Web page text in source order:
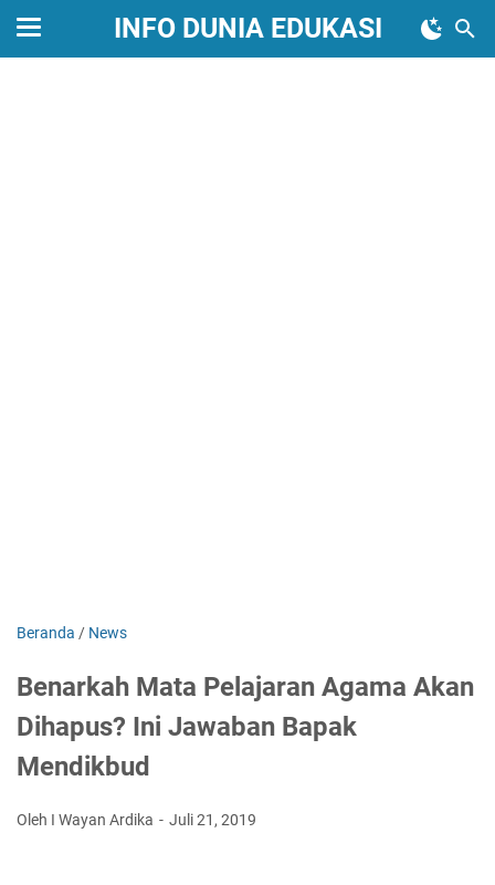
INFO DUNIA EDUKASI
Beranda / News
Benarkah Mata Pelajaran Agama Akan
Dihapus? Ini Jawaban Bapak
Mendikbud
Oleh I Wayan Ardika Juli 21, 2019